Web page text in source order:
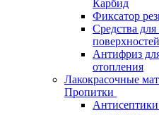
Карбид
Фиксатор
Средства
поверхностей
Антифриз
отопления
Лакокрасочные
Пропитки